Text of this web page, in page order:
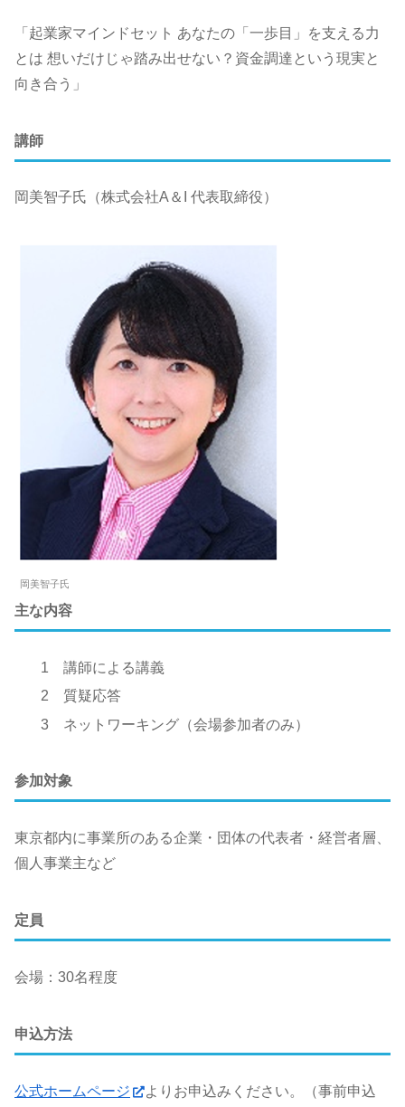
「起業家マインドセット あなたの「一歩目」を支える力
とは 想いだけじゃ踏み出せない？資金調達という現実と
向き合う」
講師
岡美智子氏（株式会社A＆I 代表取締役）
岡美智子氏
主な内容
1 講師による講義
2 質疑応答
3 ネットワーキング（会場参加者のみ）
参加対象
東京都内に事業所のある企業・団体の代表者・経営者層、
個人事業主など
定員
会場：30名程度
申込方法
公式ホームページ
よりお申込みください。（事前申込